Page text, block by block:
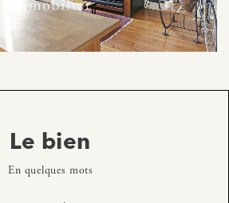
Le bien
En quelques mots